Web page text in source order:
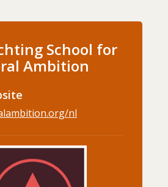
School for
Ambition
nl